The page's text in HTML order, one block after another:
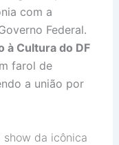
com a
Federal.
à Cultura do DF
farol de
a união por
show da icônica